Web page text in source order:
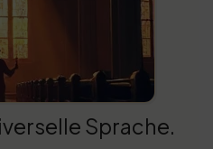
Sprache.